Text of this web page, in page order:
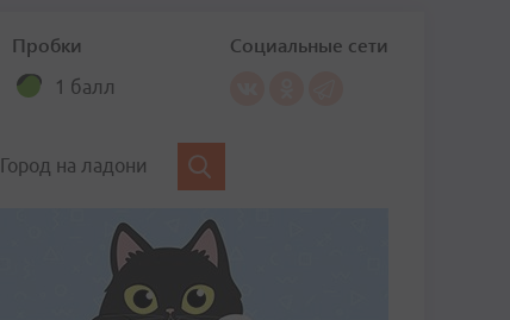
Пробки
1 балл
Социальные сети
Город на ладони